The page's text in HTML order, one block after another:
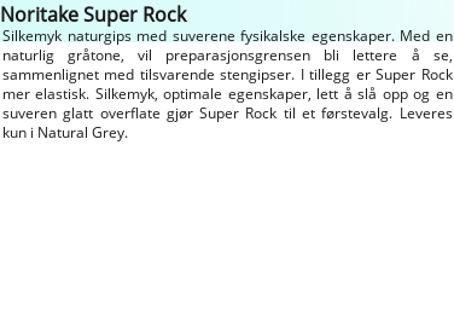
Noritake Super Rock
Silkemyk naturgips med suverene fysikalske egenskaper. Med en
naturlig gråtone, vil preparasjonsgrensen bli lettere å se,
sammenlignet med tilsvarende stengipser. I tillegg er Super Rock
mer elastisk. Silkemyk, optimale egenskaper, lett å slå opp og en
suveren glatt overflate gjør Super Rock til et førstevalg. Leveres
kun i Natural Grey.